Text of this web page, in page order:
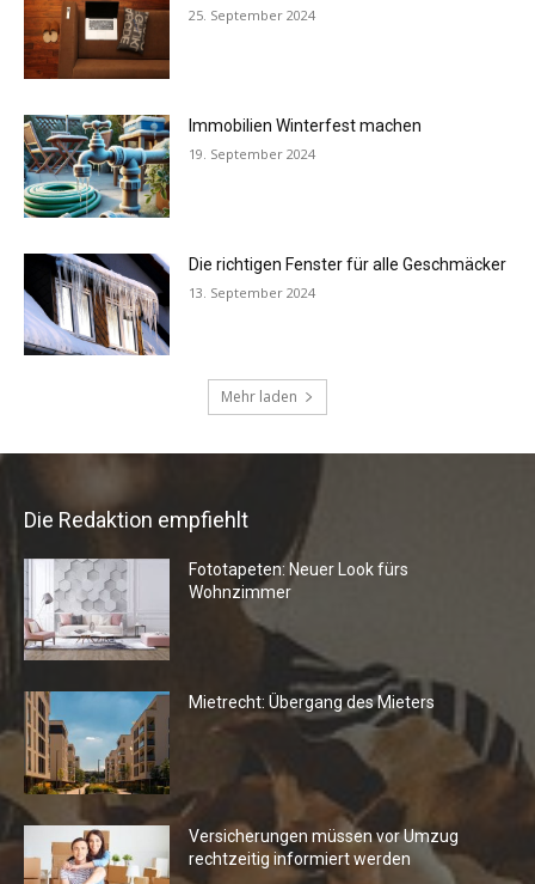
Die Redaktion empfiehlt
Fototapeten: Neuer Look fürs
Wohnzimmer
Mietrecht: Übergang des Mieters
Versicherungen müssen vor Umzug
rechtzeitig informiert werden